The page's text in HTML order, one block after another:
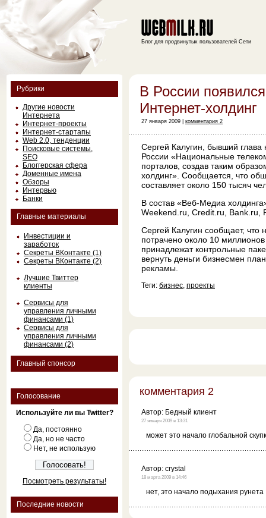
Рубрики
Другие новости
Интернета
Интернет-проекты
Интернет-стартапы
Web 2.0, тенденции
Поисковые системы,
SEO
Блоггерская сфера
Доменные имена
Обзоры
Интервью
Банки
Главные материалы
Инвестиции и
заработок
Секреты ВКонтакте (1)
Секреты ВКонтакте (2)
Лучшие Твиттер
клиенты
Сервисы для
управления личными
финансами (1)
Сервисы для
управления личными
финансами (2)
Главный спонсор
Голосование
Используйте ли вы Twitter?
Да, постоянно
Да, но не часто
Нет, не использую
Посмотреть результаты!
Последние новости
Блог для продвинутых пользователей Сети
В России
Интернет-холдинг
27 января 2009 | комментария 2
Сергей Калугин, бывший глава
России «Национальные
порталов, создав таким
холдинг». Сообщается, что
составляет около 150 тысяч
В состав «Веб-Медиа
Weekend.ru, Credit.ru, Bank.ru,
Сергей Калугин сообщает, что
потрачено около 10
принадлежат контрольные
вернуть деньги бизнесмен
рекламы.
Теги: бизнес, проекты
комментария 2
Автор: Бедный клиент
27 января 2009 в 13:31
может это начало глобальной
Автор: crystal
18 марта 2009 в 14:46
нет, это начало подыхания рунета